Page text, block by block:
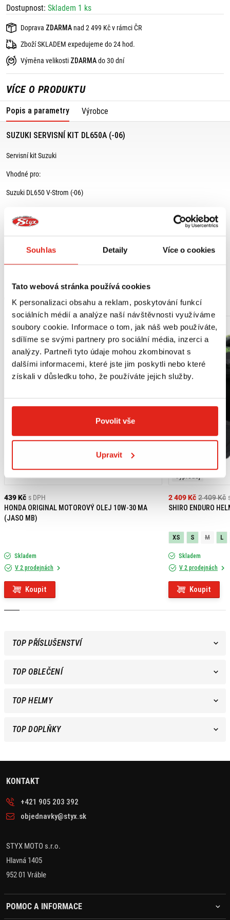
Souhlas Detaily Více o cookies
Tato webová stránka používá cookies
K personalizaci obsahu a reklam, poskytování funkcí
sociálních médií a analýze naší návštěvnosti využíváme
soubory cookie. Informace o tom, jak náš web používáte,
sdílíme se svými partnery pro sociální média, inzerci a
analýzy. Partneři tyto údaje mohou zkombinovat s
dalšími informacemi, které jste jim poskytli nebo které
získali v důsledku toho, že používáte jejich služby.
Povolit vše
Upravit
Dostupnost: Skladem 1 ks
Doprava ZDARMA nad 2 499 Kč v rámci ČR
Zboží SKLADEM expedujeme do 24 hod.
Výměna velikosti ZDARMAdo 30 dní
VÍCE O PRODUKTU
Popis a parametry Výrobce
SUZUKI SERVISNÍ KIT DL650A (-06)
Servisní kit Suzuki
Vhodné pro:
Suzuki DL650 V-Strom (-06)
1 x olejový filtr (16510-07J00-000),
1 x těsnění (09168-12002-000),
1 x vzduchový filtr (13780-06G00-000),
439 Kč s DPH
HONDA ORIGINAL MOTOROVÝ OLEJ 10W-30 MA
(JASO MB)
Skladem
V 2 prodejnách
Koupit
Výpredaj
2 409 Kč
2 409 Kč
SHIRO ENDURO
XS S M L
Skladem
V 2 prodejnách
Koupit
TOP PŘÍSLUŠENSTVÍ
TOP OBLEČENÍ
TOP HELMY
TOP DOPLŇKY
KONTAKT
+421 905 203 392
objednavky@styx.sk
STYX MOTO s.r.o.
Hlavná 1405
952 01 Vráble
POMOC A INFORMACE